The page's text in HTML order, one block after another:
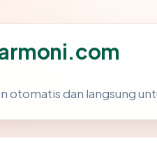
otomatis dan langsung